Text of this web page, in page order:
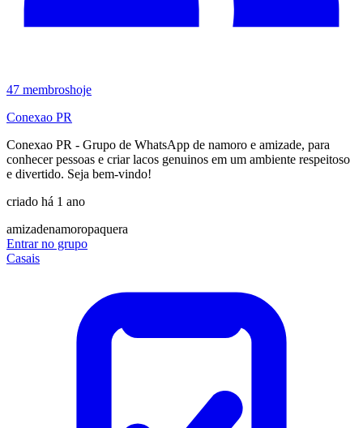
47 membroshoje
Conexao PR
Conexao PR - Grupo de WhatsApp de namoro e amizade, para
conhecer pessoas e criar lacos genuinos em um ambiente respeitoso
e divertido. Seja bem-vindo!
criado há 1 ano
amizadenamoropaquera
Entrar no grupo
Casais